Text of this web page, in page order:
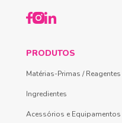
PRODUTOS
Matérias-Primas /
Ingredientes
Acessórios e Equipamentos